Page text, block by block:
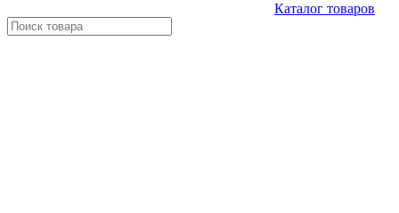
Каталог товаров